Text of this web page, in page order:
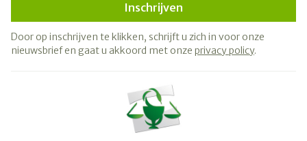
Inschrijven
Door op inschrijven te klikken, schrijft u zich in voor onze
nieuwsbrief en gaat u akkoord met onze privacy policy.